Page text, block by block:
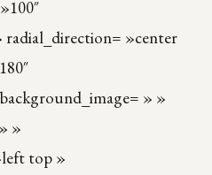
»center
» »
»
top »